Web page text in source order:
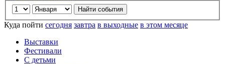
Куда пойти сегодня завтра в выходные в этом месяце
Выставки
Фестивали
С детьми